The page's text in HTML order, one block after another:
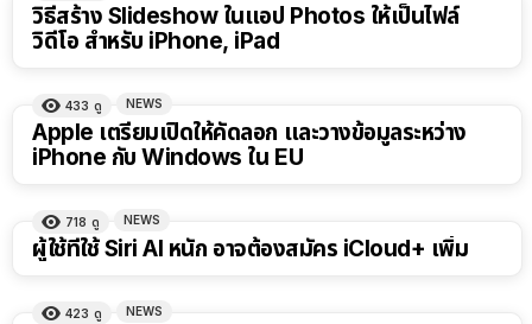
วิธีสร้าง Slideshow ในแอป Photos ให้เป็นไฟล์
วิดีโอ สำหรับ iPhone, iPad
433 ดู NEWS
Apple เตรียมเปิดให้คัดลอก และวางข้อมูลระหว่าง
iPhone กับ Windows ใน EU
718 ดู NEWS
ผู้ใช้ที่ใช้ Siri AI หนัก อาจต้องสมัคร iCloud+ เพิ่ม
423 ดู NEWS